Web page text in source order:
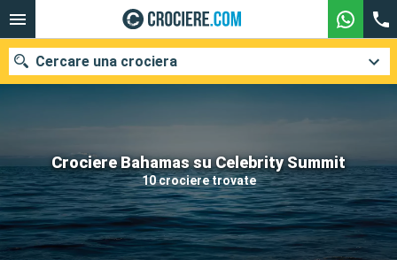
Crociere Bahamas su Celebrity Summit
10 crociere trovate
Cercare una crociera
Le nostre destinazioni
Mesi di partenza
Porti Compagnie